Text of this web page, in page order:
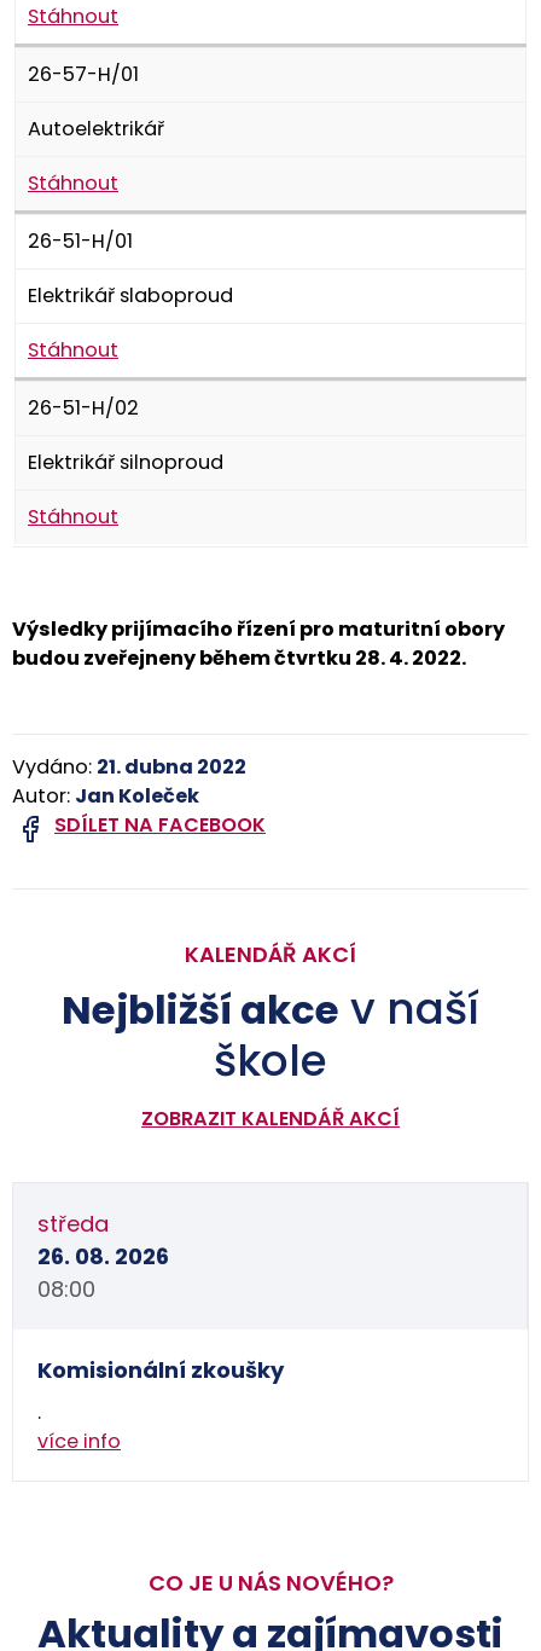
Stáhnout
26-57-H/01
Autoelektrikář
Stáhnout
26-51-H/01
Elektrikář slaboproud
Stáhnout
26-51-H/02
Elektrikář silnoproud
Stáhnout
Výsledky prijímacího řízení pro maturitní obory
budou zveřejneny během čtvrtku 28. 4. 2022.
SDÍLET NA FACEBOOK
Vydáno: 21. dubna 2022
Autor: Jan Koleček
KALENDÁŘ AKCÍ
Nejbližší akce v naší
škole
ZOBRAZIT KALENDÁŘ AKCÍ
středa
26. 08. 2026
08:00
Komisionální zkoušky
.
více info
CO JE U NÁS NOVÉHO?
Aktuality a zajímavosti